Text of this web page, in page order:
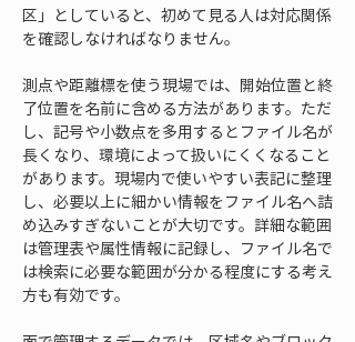
区」としていると、初めて見る人は対応関係
を確認しなければなりません。
測点や距離標を使う現場では、開始位置と終
了位置を名前に含める方法があります。ただ
し、記号や小数点を多用するとファイル名が
長くなり、環境によって扱いにくくなること
があります。現場内で使いやすい表記に整理
し、必要以上に細かい情報をファイル名へ詰
め込みすぎないことが大切です。詳細な範囲
は管理表や属性情報に記録し、ファイル名で
は検索に必要な範囲が分かる程度にする考え
方も有効です。